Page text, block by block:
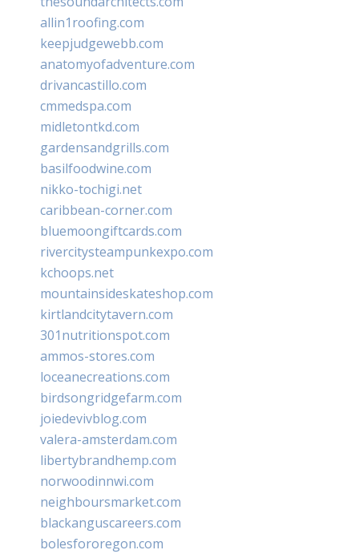
allin1roofing.com
keepjudgewebb.com
anatomyofadventure.com
drivancastillo.com
cmmedspa.com
midletontkd.com
gardensandgrills.com
basilfoodwine.com
nikko-tochigi.net
caribbean-corner.com
bluemoongiftcards.com
rivercitysteampunkexpo.com
kchoops.net
mountainsideskateshop.com
kirtlandcitytavern.com
301nutritionspot.com
ammos-stores.com
loceanecreations.com
birdsongridgefarm.com
joiedevivblog.com
valera-amsterdam.com
libertybrandhemp.com
norwoodinnwi.com
neighboursmarket.com
blackanguscareers.com
bolesfororegon.com